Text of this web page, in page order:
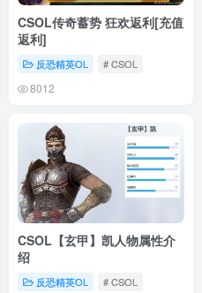
CSOL传奇蓄势 狂欢返利[充值
返利]
反恐精英OL # CSOL
8012
CSOL【玄甲】凯人物属性介
绍
反恐精英OL # CSOL